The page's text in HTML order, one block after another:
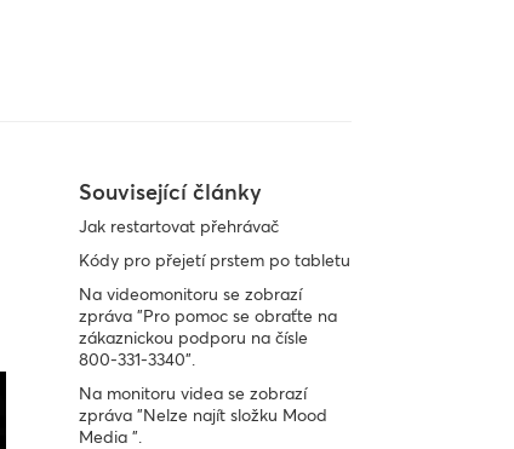
Související články
Jak restartovat přehrávač
Kódy pro přejetí prstem po tabletu
Na videomonitoru se zobrazí
zpráva "Pro pomoc se obraťte na
zákaznickou podporu na čísle
800-331-3340".
Na monitoru videa se zobrazí
zpráva "Nelze najít složku Mood
Media ".